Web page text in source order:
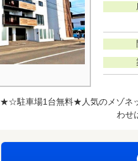
★☆駐車場1台無料★人気のメゾネ
わせ